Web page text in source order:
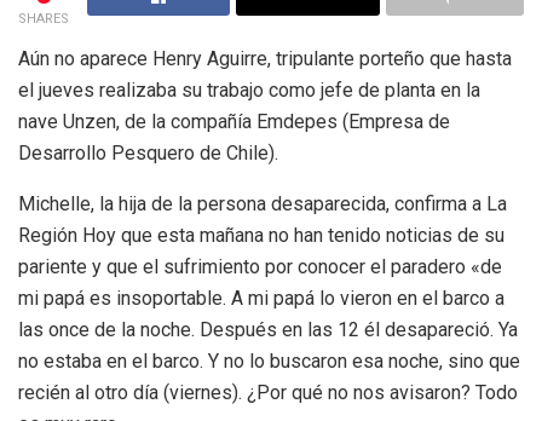
SHARES
Aún no aparece Henry Aguirre, tripulante porteño que hasta
el jueves realizaba su trabajo como jefe de planta en la
nave Unzen, de la compañía Emdepes (Empresa de
Desarrollo Pesquero de Chile).
Michelle, la hija de la persona desaparecida, confirma a La
Región Hoy que esta mañana no han tenido noticias de su
pariente y que el sufrimiento por conocer el paradero «de
mi papá es insoportable. A mi papá lo vieron en el barco a
las once de la noche. Después en las 12 él desapareció. Ya
no estaba en el barco. Y no lo buscaron esa noche, sino que
recién al otro día (viernes). ¿Por qué no nos avisaron? Todo